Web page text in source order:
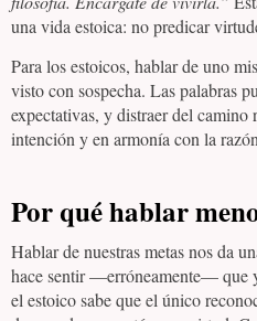
una vida estoica: no predicar
Para los estoicos, hablar de uno
visto con sospecha. Las palabras
expectativas, y distraer del camino
intención y en armonía con la
Por qué hablar
Hablar de nuestras metas nos da
hace sentir —erróneamente— que
el estoico sabe que el único